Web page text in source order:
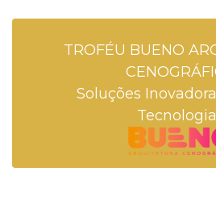
TROFÉU BUENO
Soluções